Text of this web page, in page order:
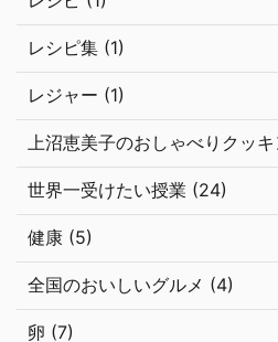
レシピ集 (1)
レジャー (1)
上沼恵美子のおしゃべりクッ
世界一受けたい授業 (24)
健康 (5)
全国のおいしいグルメ (4)
卵 (7)